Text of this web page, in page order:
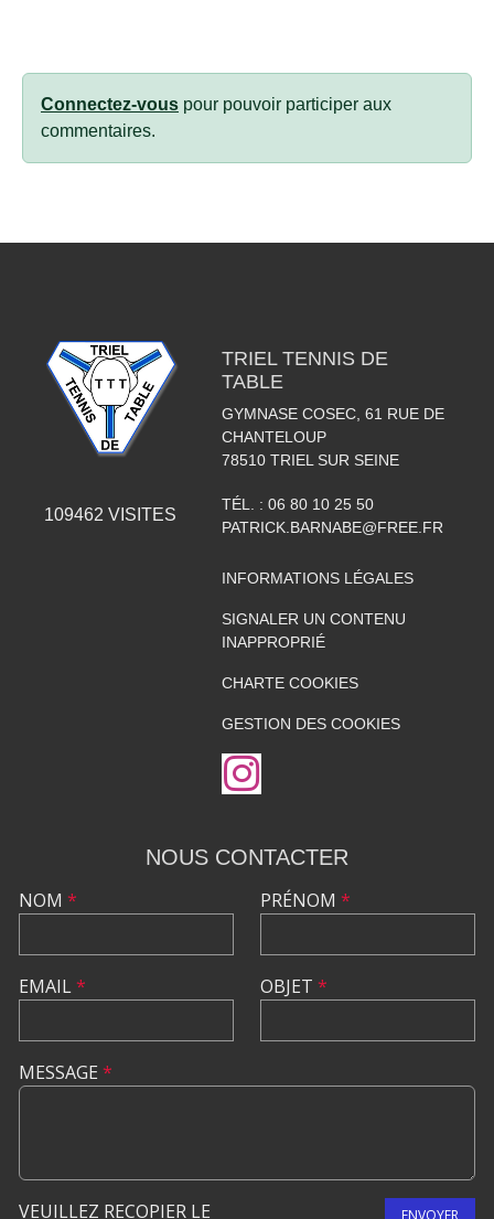
Connectez-vous pour pouvoir participer aux
commentaires.
109462 VISITES
TRIEL TENNIS DE
TABLE
GYMNASE COSEC, 61 RUE DE
CHANTELOUP
78510 TRIEL SUR SEINE
TÉL. : 06 80 10 25 50
PATRICK.BARNABE@FREE.FR
INFORMATIONS LÉGALES
SIGNALER UN CONTENU
INAPPROPRIÉ
CHARTE COOKIES
GESTION DES COOKIES
NOUS CONTACTER
NOM *
EMAIL*
PRÉNOM *
OBJET *
MESSAGE *
VEUILLEZ RECOPIER LE ENVOYER